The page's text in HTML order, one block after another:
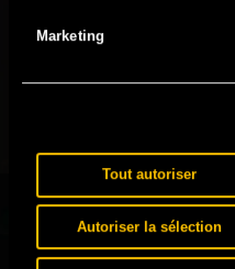
Marketing
Tout autoriser
Autoriser la sélection
LE PÉRIL